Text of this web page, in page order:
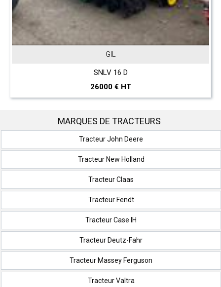
GIL
SNLV 16 D
26000 € HT
MARQUES DE TRACTEURS
Tracteur John Deere
Tracteur New Holland
Tracteur Claas
Tracteur Fendt
Tracteur Case IH
Tracteur Deutz-Fahr
Tracteur Massey Ferguson
Tracteur Valtra